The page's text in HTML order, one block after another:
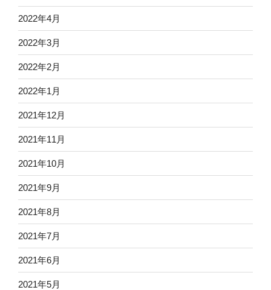
2022年4月
2022年3月
2022年2月
2022年1月
2021年12月
2021年11月
2021年10月
2021年9月
2021年8月
2021年7月
2021年6月
2021年5月